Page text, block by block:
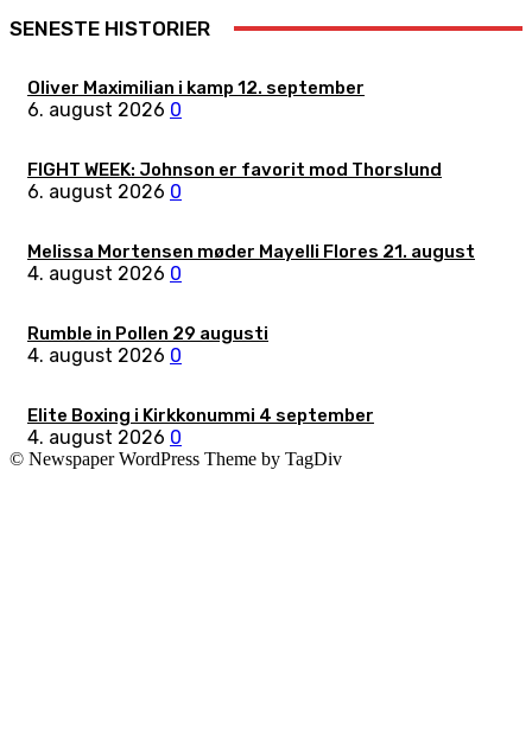
SENESTE HISTORIER
Oliver Maximilian i kamp 12. september
6. august 2026 0
FIGHT WEEK: Johnson er favorit mod Thorslund
6. august 2026 0
Melissa Mortensen møder Mayelli Flores 21. august
4. august 2026 0
Rumble in Pollen 29 augusti
4. august 2026 0
Elite Boxing i Kirkkonummi 4 september
4. august 2026 0
© Newspaper WordPress Theme by TagDiv